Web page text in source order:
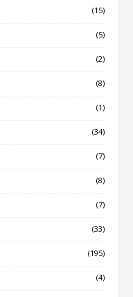
(15)
(5)
(2)
(8)
(1)
(34)
(7)
(8)
(7)
(33)
(195)
(4)